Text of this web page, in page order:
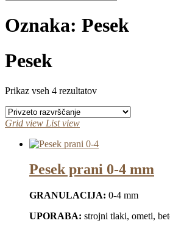
Oznaka: Pesek
Pesek
Prikaz vseh 4 rezultatov
Grid view List view
Pesek prani 0-4 mm
GRANULACIJA: 0-4 mm
UPORABA: strojni tlaki, ometi,